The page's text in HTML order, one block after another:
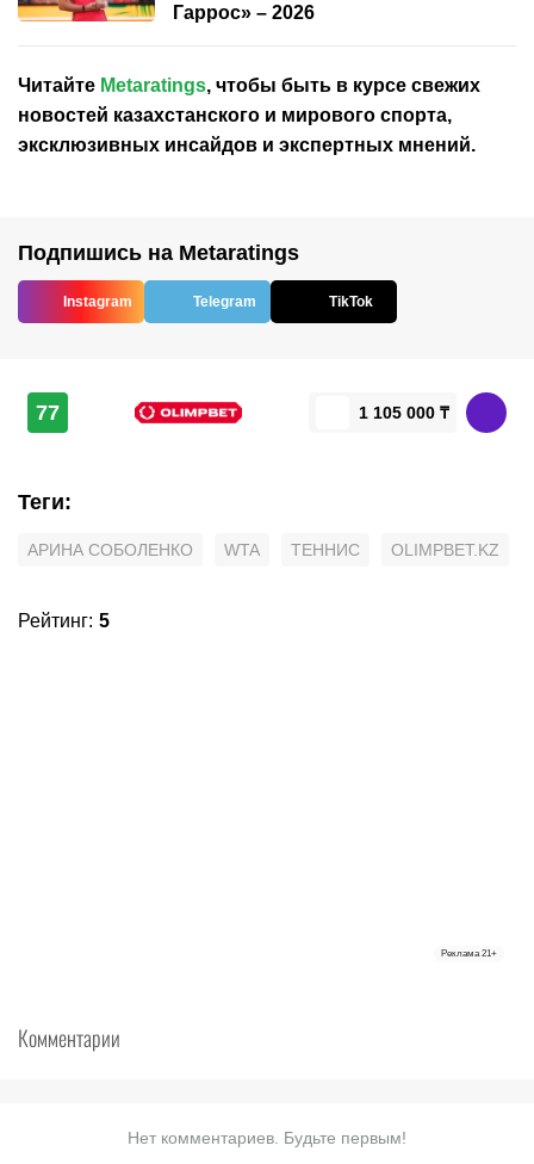
Гаррос» – 2026
Читайте Metaratings, чтобы быть в курсе свежих
новостей казахстанского и мирового спорта,
эксклюзивных инсайдов и экспертных мнений.
Подпишись на Metaratings
Instagram Telegram TikTok
77 1 105 000 ₸
Теги:
АРИНА СОБОЛЕНКО WTA ТЕННИС OLIMPBET.KZ
Рейтинг: 5
Реклама 21+
Комментарии
Нет комментариев. Будьте первым!